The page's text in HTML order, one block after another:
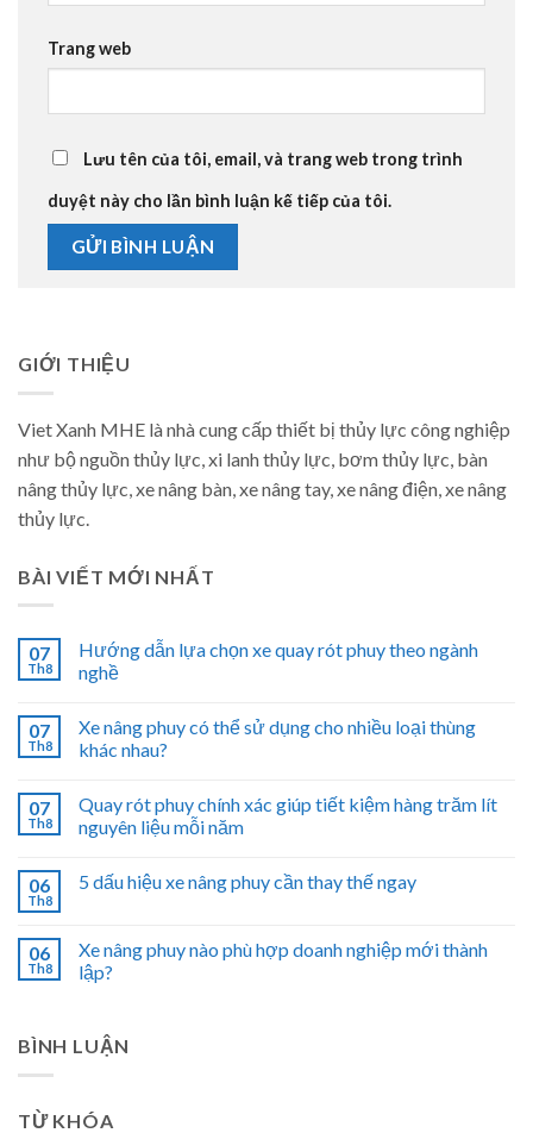
Trang web
Lưu tên của tôi, email, và trang web trong trình
duyệt này cho lần bình luận kế tiếp của tôi.
GIỚI THIỆU
Viet Xanh MHE là nhà cung cấp thiết bị thủy lực công nghiệp
như bộ nguồn thủy lực, xi lanh thủy lực, bơm thủy lực, bàn
nâng thủy lực, xe nâng bàn, xe nâng tay, xe nâng điện, xe nâng
thủy lực.
BÀI VIẾT MỚI NHẤT
07
Th8
Hướng dẫn lựa chọn xe quay rót phuy theo ngành
nghề
07
Th8
Xe nâng phuy có thể sử dụng cho nhiều loại thùng
khác nhau?
07
Th8
Quay rót phuy chính xác giúp tiết kiệm hàng trăm lít
nguyên liệu mỗi năm
06
Th8
5 dấu hiệu xe nâng phuy cần thay thế ngay
06
Th8
Xe nâng phuy nào phù hợp doanh nghiệp mới thành
lập?
BÌNH LUẬN
TỪ KHÓA